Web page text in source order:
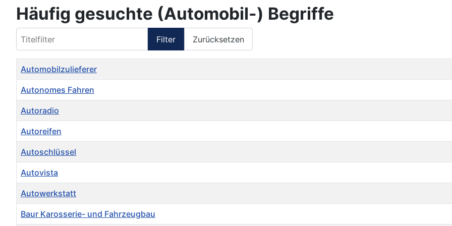
Häufig gesuchte (Automobil-) Begriffe
Filter Zurücksetzen
Titel
Automobilzulieferer
Autonomes Fahren
Autoradio
Autoreifen
Autoschlüssel
Autovista
Autowerkstatt
Baur Karosserie- und Fahrzeugbau